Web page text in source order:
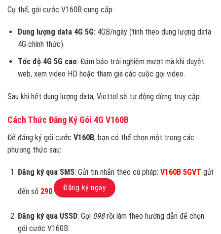
Cụ thể, gói cước V160B cung cấp:
Dung lượng data 4G 5G: 4GB/ngày (tính theo dung lượng data
4G chính thức).
Tốc độ 4G 5G cao: Đảm bảo trải nghiệm mượt mà khi duyệt
web, xem video HD hoặc tham gia các cuộc gọi video.
Sau khi hết dung lượng data, Viettel sẽ tự động dừng truy cập.
Cách Thức Đăng Ký Gói 4G V160B
Để đăng ký gói cước V160B, bạn có thể chọn một trong các
phương thức sau:
Đăng ký qua SMS: Gửi tin nhắn theo cú pháp: V160B 5GVT gửi
đến số 290. Đăng ký ngay
Đăng ký qua USSD: Gọi 098rồi làm theo hướng dẫn để chọn
gói cước V160B.